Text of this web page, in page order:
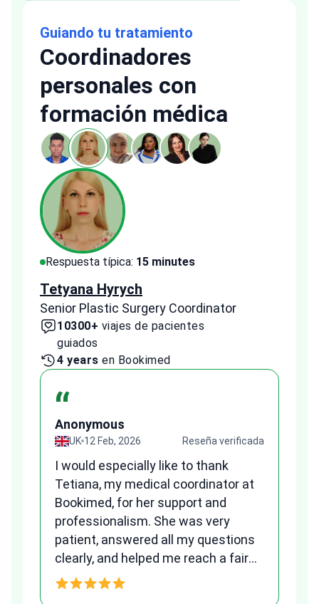
Guiando tu tratamiento
Coordinadores
personales con
formación médica
Respuesta típica: 15 minutes
Tetyana Hyrych
Senior Plastic Surgery Coordinator
10300+ viajes de pacientes
guiados
4 years en Bookimed
“
Anonymous
UK 12 Feb, 2026 Reseña verificada
I would especially like to thank
Tetiana, my medical coordinator at
Bookimed, for her support and
professionalism. She was very
patient, answered all my questions
clearly, and helped me reach a fair
and transparent agreement. Her